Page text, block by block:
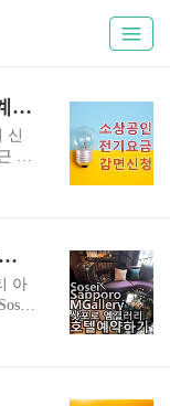
소상공인 전기요금 감면신청 직접 계약자 비계약 사용자 신청 확인
신
전
인
로
,
부
국
Hotel Sosei Sapporo MGallery 삿포로 엠갤러리 호텔 예약하기
아
일